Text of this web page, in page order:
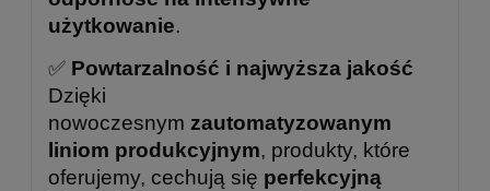
użytkowanie.
✅ Powtarzalność i najwyższa jakość
Dzięki
nowoczesnym zautomatyzowanym
liniom produkcyjnym, produkty, które
oferujemy, cechują się perfekcyjną